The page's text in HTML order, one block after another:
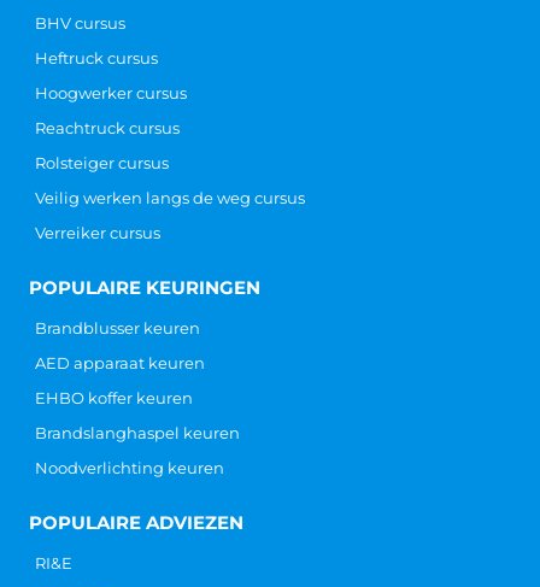
BHV cursus
Heftruck cursus
Hoogwerker cursus
Reachtruck cursus
Rolsteiger cursus
Veilig werken langs de weg cursus
Verreiker cursus
POPULAIRE KEURINGEN
Brandblusser keuren
AED apparaat keuren
EHBO koffer keuren
Brandslanghaspel keuren
Noodverlichting keuren
POPULAIRE ADVIEZEN
RI&E